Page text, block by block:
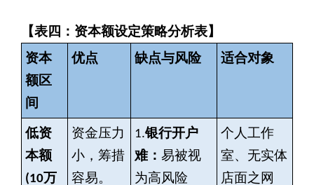
【表四：资本额设定策略分析表】
资本
额区
间
优点 缺点与风险 适合对象
低资
本额
(10万
资金压力
小，筹措
容易。
1.银行开户
难： 易被视
为高风险
个人工作
室、无实体
店面之网